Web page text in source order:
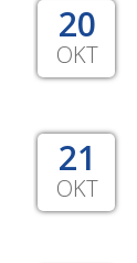
20
OKT
21
OKT